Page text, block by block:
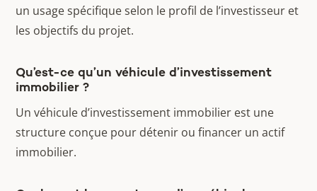
un usage spécifique selon le profil de l’investisseur et
les objectifs du projet.
Qu’est-ce qu’un véhicule d’investissement
immobilier ?
Un véhicule d’investissement immobilier est une
structure conçue pour détenir ou financer un actif
immobilier.